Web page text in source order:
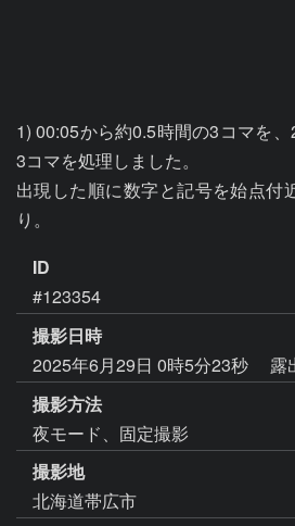
1) 00:05から約0.5時間の3コマを
3コマを処理しました。
出現した順に数字と記号を始点付
ID
#123354
撮影日時
2025年6月29日 0時5分23秒
露
撮影方法
夜モード、固定撮影
撮影地
北海道帯広市